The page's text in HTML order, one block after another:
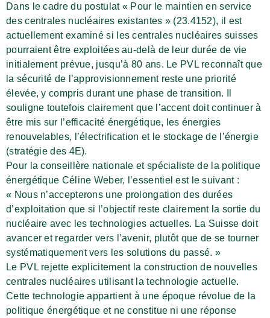
Dans le cadre du postulat « Pour le maintien en service
des centrales nucléaires existantes » (23.4152), il est
actuellement examiné si les centrales nucléaires suisses
pourraient être exploitées au-delà de leur durée de vie
initialement prévue, jusqu’à 80 ans. Le PVL reconnaît que
la sécurité de l’approvisionnement reste une priorité
élevée, y compris durant une phase de transition. Il
souligne toutefois clairement que l’accent doit continuer à
être mis sur l’efficacité énergétique, les énergies
renouvelables, l’électrification et le stockage de l’énergie
(stratégie des 4E).
Pour la conseillère nationale et spécialiste de la politique
énergétique Céline Weber, l’essentiel est le suivant :
« Nous n’accepterons une prolongation des durées
d’exploitation que si l’objectif reste clairement la sortie du
nucléaire avec les technologies actuelles. La Suisse doit
avancer et regarder vers l’avenir, plutôt que de se tourner
systématiquement vers les solutions du passé. »
Le PVL rejette explicitement la construction de nouvelles
centrales nucléaires utilisant la technologie actuelle.
Cette technologie appartient à une époque révolue de la
politique énergétique et ne constitue ni une réponse